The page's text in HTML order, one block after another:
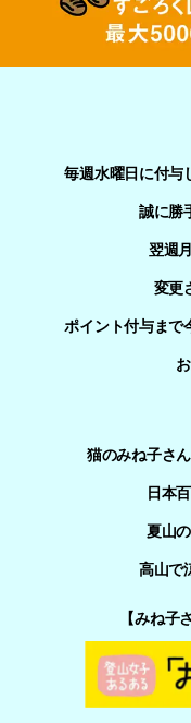
毎週水曜日に付与
誠に勝
翌週
変更
ポイント付与まで
猫のみね子さ
日本
夏山
高山で
【みね子